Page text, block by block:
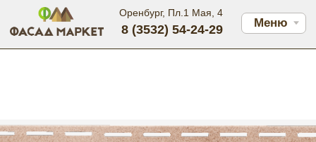
Меню
Оренбург, Пл.1 Мая, 4
8 (3532) 54-24-29